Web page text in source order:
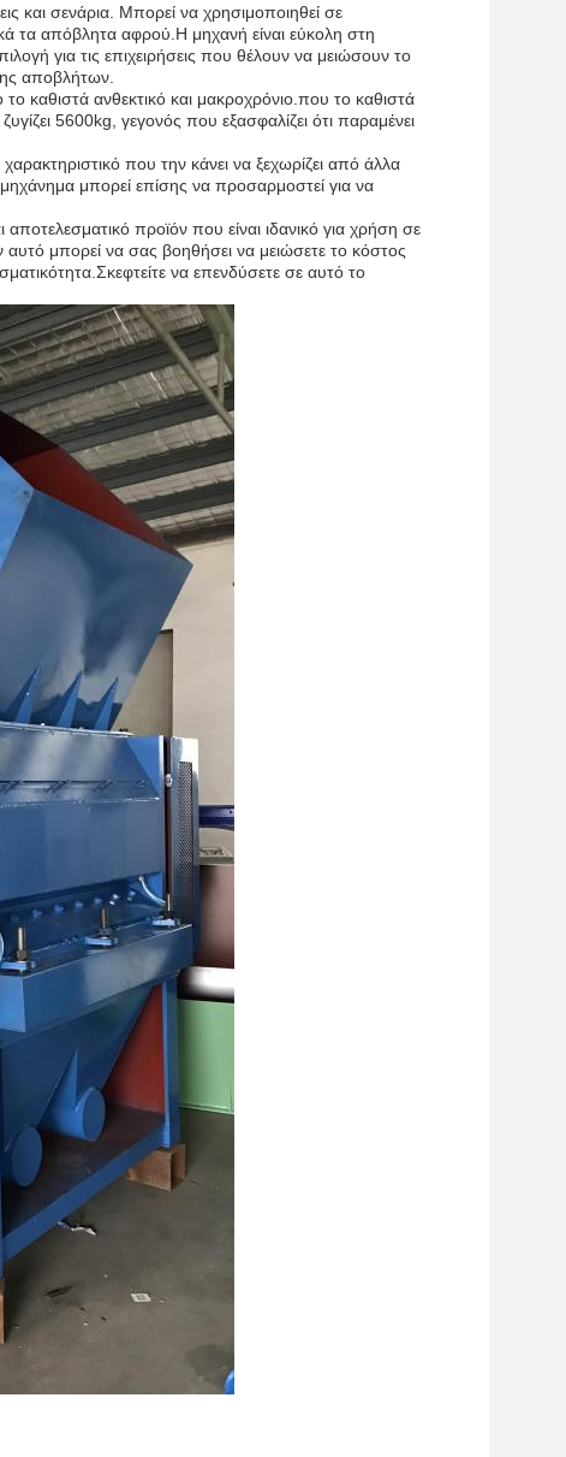
και σενάρια. Μπορεί να χρησιμοποιηθεί σε
τα απόβλητα αφρού.Η μηχανή είναι εύκολη στη
για τις επιχειρήσεις που θέλουν να μειώσουν το
αποβλήτων.
καθιστά ανθεκτικό και μακροχρόνιο.που το καθιστά
5600kg, γεγονός που εξασφαλίζει ότι παραμένει
που την κάνει να ξεχωρίζει από άλλα
μπορεί επίσης να προσαρμοστεί για να
προϊόν που είναι ιδανικό για χρήση σε
μπορεί να σας βοηθήσει να μειώσετε το κόστος
να επενδύσετε σε αυτό το